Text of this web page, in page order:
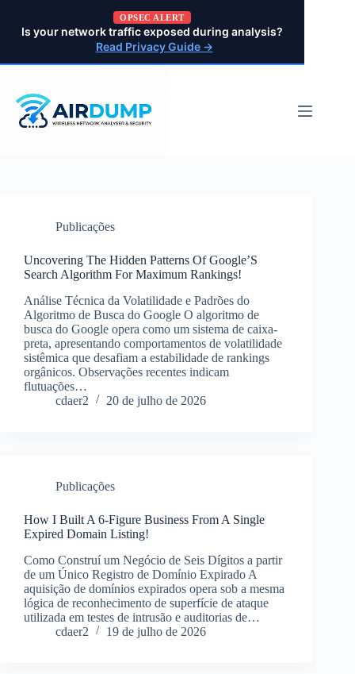
OPSEC ALERT
Is your network traffic exposed during analysis?
Read Privacy Guide →
Publicações
Uncovering The Hidden Patterns Of Google’S
Search Algorithm For Maximum Rankings!
Análise Técnica da Volatilidade e Padrões do
Algoritmo de Busca do Google O algoritmo de
busca do Google opera como um sistema de caixa-
preta, apresentando comportamentos de volatilidade
sistêmica que desafiam a estabilidade de rankings
orgânicos. Observações recentes indicam
flutuações…
cdaer2
20 de julho de 2026
Publicações
How I Built A 6-Figure Business From A Single
Expired Domain Listing!
Como Construí um Negócio de Seis Dígitos a partir
de um Único Registro de Domínio Expirado A
aquisição de domínios expirados opera sob a mesma
lógica de reconhecimento de superfície de ataque
utilizada em testes de intrusão e auditorias de…
cdaer2
19 de julho de 2026